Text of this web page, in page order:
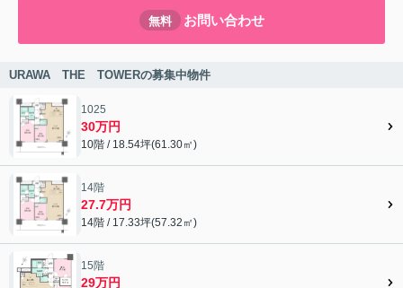
無料 お問い合わせ
URAWA THE TOWERの募集中物件
1025
30万円
10階 / 18.54坪(61.30㎡)
14階
27.7万円
14階 / 17.33坪(57.32㎡)
15階
29万円